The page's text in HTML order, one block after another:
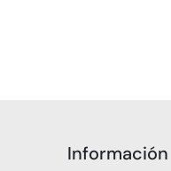
Información